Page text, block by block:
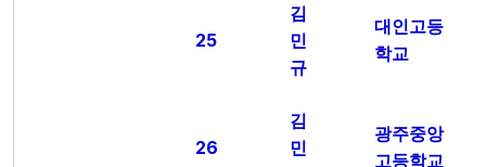
25
김
민
규
대인고등
학교
26
김
민
광주중앙
고등학교